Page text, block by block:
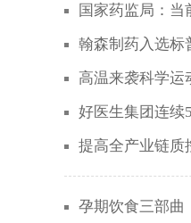
国家药监局：
翰森制药入选标
高温来袭科学运
好医生集团连续
提高全产业链质
孕期饮食三部曲